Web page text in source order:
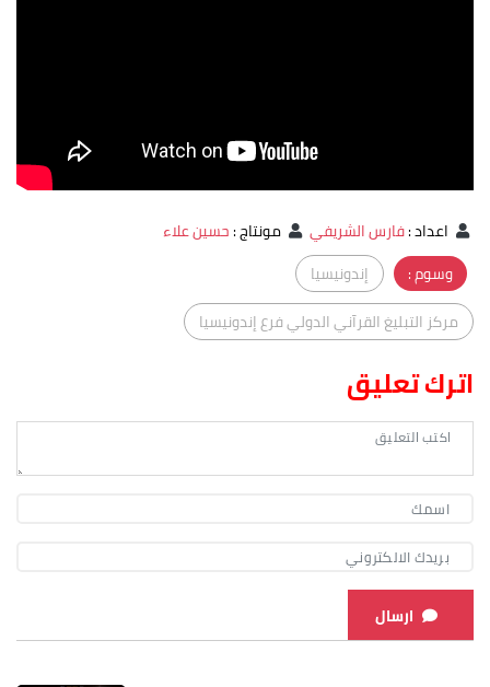
اعداد:فارس الشريفي مونتاج:حسين علاء
وسوم :
إندونيسيا
مركز التبليغ القرآني الدولي فرع إندونيسيا
اترك تعليق
ارسال